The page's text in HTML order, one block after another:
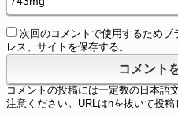
次回のコメントで使用するため
レス、サイトを保存する。
コメントの投稿には一定数の日本語
注意ください。URLはhを抜いて投稿